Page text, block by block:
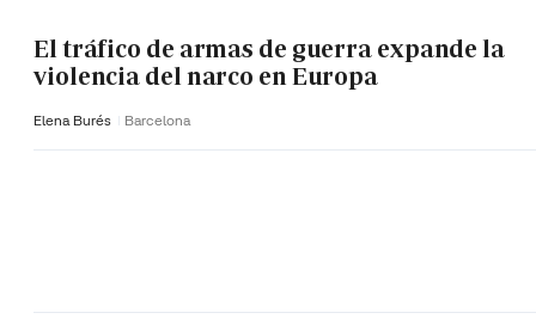
El tráfico de armas de guerra expande la
violencia del narco en Europa
Elena Burés Barcelona